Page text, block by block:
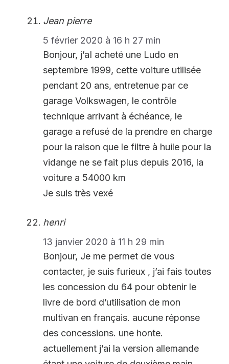
Jean pierre
5 février 2020 à 16 h 27 min
Bonjour, j’aI acheté une Ludo en
septembre 1999, cette voiture utilisée
pendant 20 ans, entretenue par ce
garage Volkswagen, le contrôle
technique arrivant à échéance, le
garage a refusé de la prendre en charge
pour la raison que le filtre à huile pour la
vidange ne se fait plus depuis 2016, la
voiture a 54000 km
Je suis très vexé
henri
13 janvier 2020 à 11 h 29 min
Bonjour, Je me permet de vous
contacter, je suis furieux , j’ai fais toutes
les concession du 64 pour obtenir le
livre de bord d’utilisation de mon
multivan en français. aucune réponse
des concessions. une honte.
actuellement j’ai la version allemande